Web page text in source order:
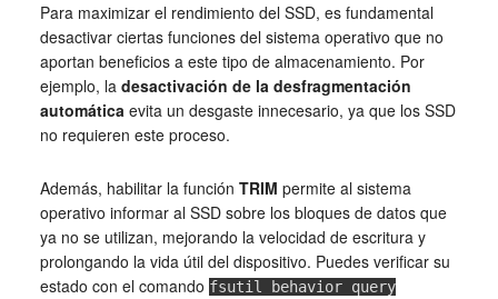
Para maximizar el rendimiento del SSD, es fundamental
desactivar ciertas funciones del sistema operativo que no
aportan beneficios a este tipo de almacenamiento. Por
ejemplo, la desactivación de la desfragmentación
automáticaevita un desgaste innecesario, ya que los SSD
no requieren este proceso.
Además, habilitar la función TRIM permite al sistema
operativo informar al SSD sobre los bloques de datos que
ya no se utilizan, mejorando la velocidad de escritura y
prolongando la vida útil del dispositivo. Puedes verificar su
estado con el comando fsutil behavior query